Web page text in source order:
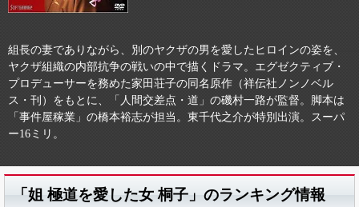
組長の妻でありながら、別のヤクザの男を愛したヒロインの姿を、
ヤクザ組織の内部抗争の戦いの中で描くドラマ。エグゼクティブ・
プロデューサーを務めた家田荘子の同名原作（祥伝社ノンノベル
ス・刊）をもとに、「人間交差点・道」の磯村一路が監督。脚本は
「事件屋稼業」の橋本裕志が担当。東千代之介が特別出演。スーパ
ー16ミリ。
「姐 極道を愛した女 桐子」のランキング情報